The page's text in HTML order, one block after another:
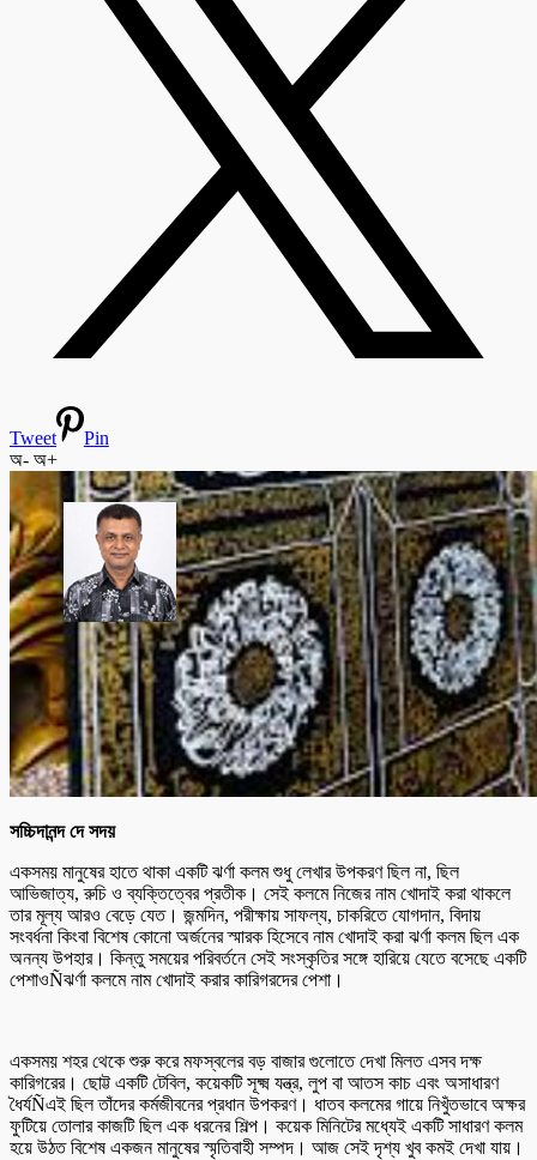
Tweet
Pin
অ- অ+
সচ্চিদানন্দ দে সদয়
একসময় মানুষের হাতে থাকা একটি ঝর্ণা কলম শুধু লেখার উপকরণ ছিল না, ছিল
আভিজাত্য, রুচি ও ব্যক্তিত্বের প্রতীক। সেই কলমে নিজের নাম খোদাই করা থাকলে
তার মূল্য আরও বেড়ে যেত। জন্মদিন, পরীক্ষায় সাফল্য, চাকরিতে যোগদান, বিদায়
সংবর্ধনা কিংবা বিশেষ কোনো অর্জনের স্মারক হিসেবে নাম খোদাই করা ঝর্ণা কলম ছিল এক
অনন্য উপহার। কিন্তু সময়ের পরিবর্তনে সেই সংস্কৃতির সঙ্গে হারিয়ে যেতে বসেছে একটি
পেশাওÑঝর্ণা কলমে নাম খোদাই করার কারিগরদের পেশা।
একসময় শহর থেকে শুরু করে মফস্বলের বড় বাজার গুলোতে দেখা মিলত এসব দক্ষ
কারিগরের। ছোট্ট একটি টেবিল, কয়েকটি সূক্ষ্ম যন্ত্র, লুপ বা আতস কাচ এবং অসাধারণ
ধৈর্যÑএই ছিল তাঁদের কর্মজীবনের প্রধান উপকরণ। ধাতব কলমের গায়ে নিখুঁতভাবে অক্ষর
ফুটিয়ে তোলার কাজটি ছিল এক ধরনের শিল্প। কয়েক মিনিটের মধ্যেই একটি সাধারণ কলম
হয়ে উঠত বিশেষ একজন মানুষের স্মৃতিবাহী সম্পদ। আজ সেই দৃশ্য খুব কমই দেখা যায়।